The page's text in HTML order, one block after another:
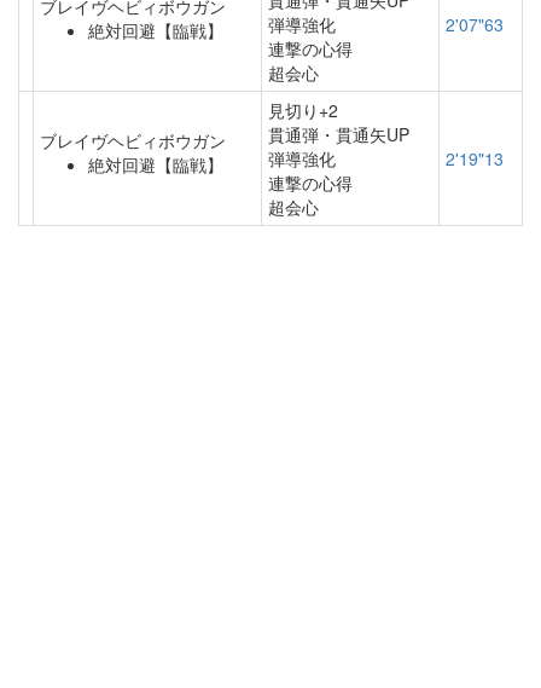
ブレイヴヘビィボウガン
絶対回避【臨戦】
弾導強化
連撃の心得
超会心
2'07"63
ブレイヴヘビィボウガン
絶対回避【臨戦】
見切り+2
貫通弾・貫通矢UP
弾導強化
連撃の心得
超会心
2'19"13